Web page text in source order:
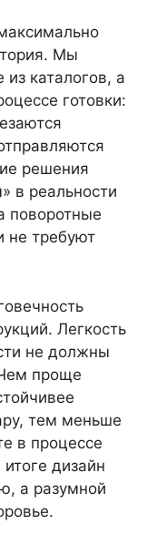
Мы
каталогов, а
готовки:
решения
в реальности
поворотные
не требуют
Легкость
не должны
проще
тем меньше
в процессе
дизайн
а разумной